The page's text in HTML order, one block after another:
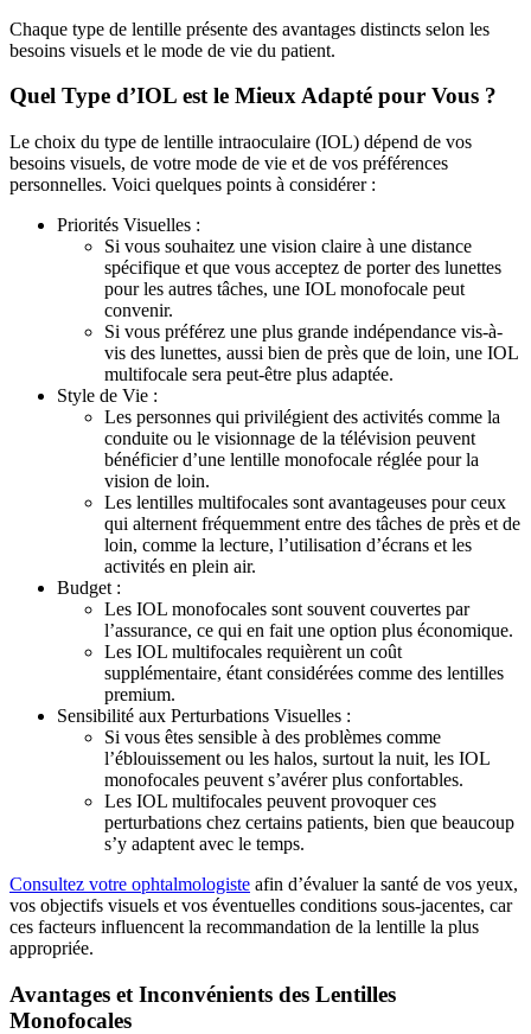
Chaque type de lentille présente des avantages distincts selon les
besoins visuels et le mode de vie du patient.
Quel Type d’IOL est le Mieux Adapté pour Vous ?
Le choix du type de lentille intraoculaire (IOL) dépend de vos
besoins visuels, de votre mode de vie et de vos préférences
personnelles. Voici quelques points à considérer :
Priorités Visuelles :
Si vous souhaitez une vision claire à une distance
spécifique et que vous acceptez de porter des lunettes
pour les autres tâches, une IOL monofocale peut
convenir.
Si vous préférez une plus grande indépendance vis-à-
vis des lunettes, aussi bien de près que de loin, une IOL
multifocale sera peut-être plus adaptée.
Style de Vie :
Les personnes qui privilégient des activités comme la
conduite ou le visionnage de la télévision peuvent
bénéficier d’une lentille monofocale réglée pour la
vision de loin.
Les lentilles multifocales sont avantageuses pour ceux
qui alternent fréquemment entre des tâches de près et de
loin, comme la lecture, l’utilisation d’écrans et les
activités en plein air.
Budget :
Les IOL monofocales sont souvent couvertes par
l’assurance, ce qui en fait une option plus économique.
Les IOL multifocales requièrent un coût
supplémentaire, étant considérées comme des lentilles
premium.
Sensibilité aux Perturbations Visuelles :
Si vous êtes sensible à des problèmes comme
l’éblouissement ou les halos, surtout la nuit, les IOL
monofocales peuvent s’avérer plus confortables.
Les IOL multifocales peuvent provoquer ces
perturbations chez certains patients, bien que beaucoup
s’y adaptent avec le temps.
Consultez votre ophtalmologiste afin d’évaluer la santé de vos yeux,
vos objectifs visuels et vos éventuelles conditions sous-jacentes, car
ces facteurs influencent la recommandation de la lentille la plus
appropriée.
Avantages et Inconvénients des Lentilles
Monofocales